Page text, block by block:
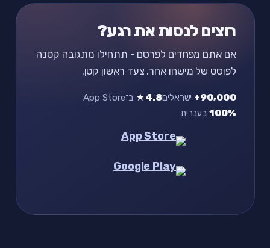
רוצים לנסות את רגע?
אם אתם מפחדים לפרסם - תתחילו מתגובה קטנה
לפוסט של מישהו אחר. צעד ראשון קטן.
90,000+ ישראלים4.8★
ב־App Store
100%בעברית